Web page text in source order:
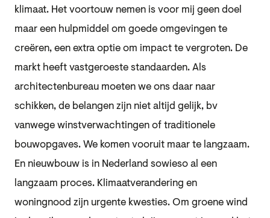
klimaat. Het voortouw nemen is voor mij geen doel
maar een hulpmiddel om goede omgevingen te
creëren, een extra optie om impact te vergroten. De
markt heeft vastgeroeste standaarden. Als
architectenbureau moeten we ons daar naar
schikken, de belangen zijn niet altijd gelijk, bv
vanwege winstverwachtingen of traditionele
bouwopgaves. We komen vooruit maar te langzaam.
En nieuwbouw is in Nederland sowieso al een
langzaam proces. Klimaatverandering en
woningnood zijn urgente kwesties. Om groene wind